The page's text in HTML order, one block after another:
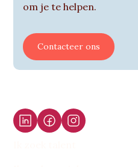
om je te helpen.
Contacteer ons